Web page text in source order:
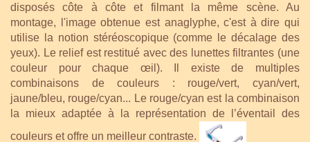
disposés côte à côte et filmant la même scène. Au
montage, l'image obtenue est anaglyphe, c'est à dire qui
utilise la notion stéréoscopique (comme le décalage des
yeux). Le relief est restitué avec des lunettes filtrantes (une
couleur pour chaque œil). Il existe de multiples
combinaisons de couleurs : rouge/vert, cyan/vert,
jaune/bleu, rouge/cyan... Le rouge/cyan est la combinaison
la mieux adaptée à la représentation de l’éventail des
couleurs et offre un meilleur contraste.